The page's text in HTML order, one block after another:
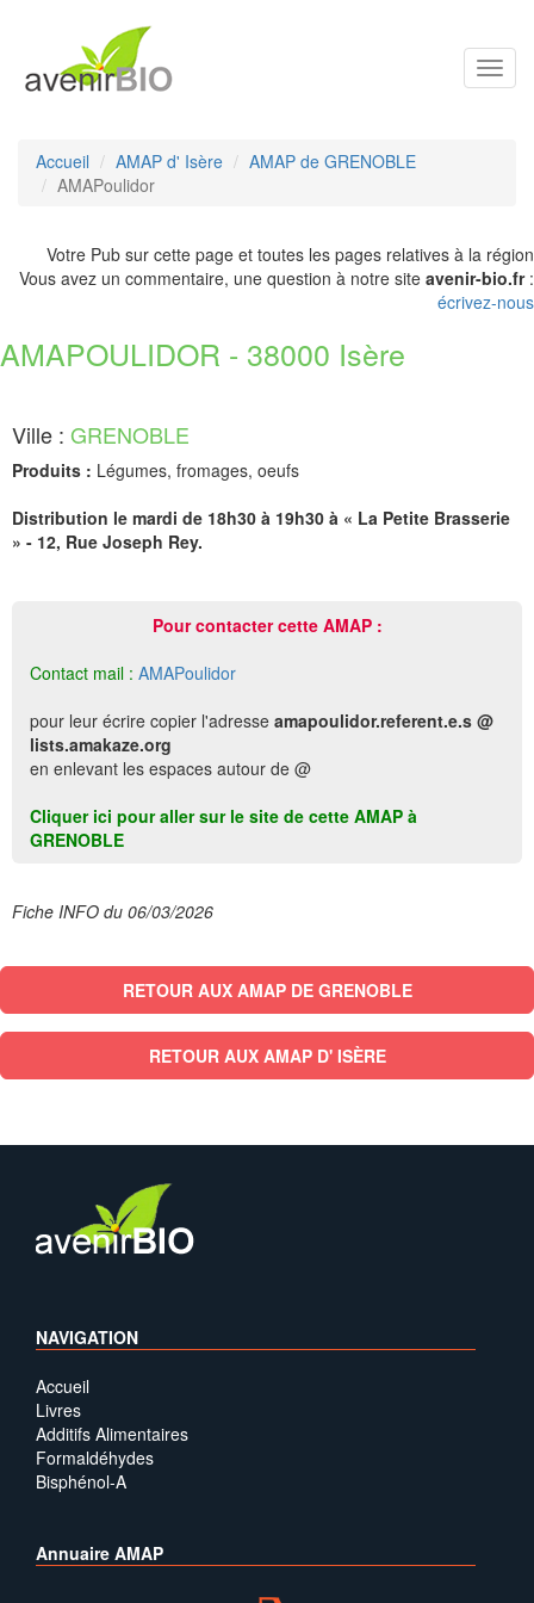
Accueil AMAP d' Isère
AMAP de GRENOBLE
AMAPoulidor
Votre Pub sur cette page et toutes les pages relatives à la région
Vous avez un commentaire, une question à notre site avenir-bio.fr:
écrivez-nous
AMAPOULIDOR - 38000 Isère
Ville : GRENOBLE
Produits : Légumes, fromages, oeufs
Distribution le mardi de 18h30 à 19h30 à « La Petite Brasserie
» - 12, Rue Joseph Rey.
Pour contacter cette AMAP :
Contact mail : AMAPoulidor
pour leur écrire copier l'adresse amapoulidor.referent.e.s @
lists.amakaze.org
en enlevant les espaces autour de @
Cliquer ici pour aller sur le site de cette AMAP à
GRENOBLE
Fiche INFO du 06/03/2026
RETOUR AUX AMAP DE GRENOBLE
RETOUR AUX AMAP D' ISÈRE
NAVIGATION
Accueil
Livres
Additifs Alimentaires
Formaldéhydes
Bisphénol-A
Annuaire AMAP